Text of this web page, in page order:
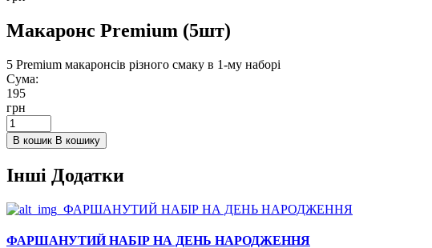
Макаронс Premium (5шт)
5 Premium макаронcів різного смаку в 1-му наборі
Сума:
195
грн
В кошик В кошику
Інші Додатки
ФАРШАНУТИЙ НАБІР НА ДЕНЬ НАРОДЖЕННЯ